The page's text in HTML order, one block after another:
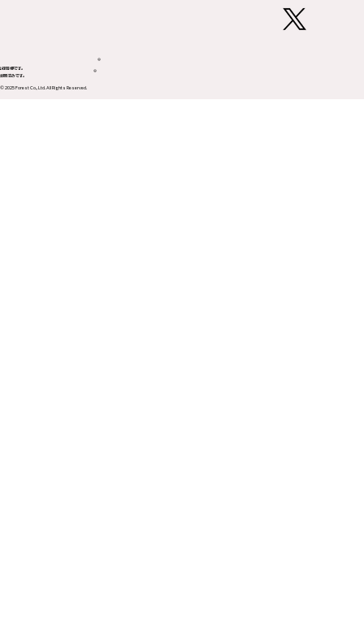
商標です。
願済みです。
®
®
© 2025 Forest Co., Ltd. All Rights Reserved.